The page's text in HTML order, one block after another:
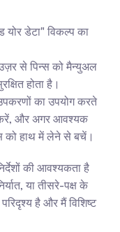
डेटा" विकल्प का
से पिन्स को मैन्युअल
होता है।
का उपयोग करते
करें, और अगर आवश्यक
को हाथ में लेने से बचें।
की आवश्यकता है
या तीसरे-पक्ष के
है और मैं विशिष्ट